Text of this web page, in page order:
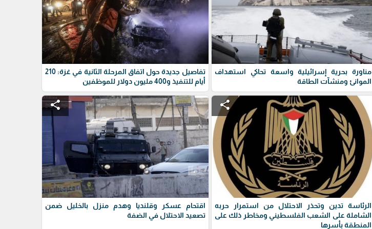
مناورة بحرية إسرائيلية واسعة تحاكي استهداف
الموانئ ومنشآت الطاقة
تفاصيل جديدة حول اتفاق المرحلة الثانية في غزة: 210
أيام للتنفيذ و400 مليون دولار للموظفين
share
الرئاسة تدين وتحذر الاحتلال من استمرار حربه
الشاملة على الشعب الفلسطيني ومخاطر ذلك على
المنطقة بأسرها
share
اقتحام عسكر وقلنديا وهدم منزل بالخليل ضمن
تصعيد الاحتلال في الضفة